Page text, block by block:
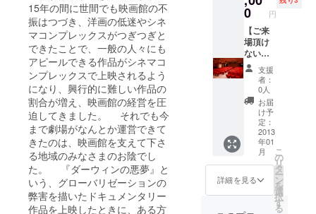
15年の間に世間でも映画館の不
振はつづき、洋画の低迷やシネ
マコンプレックスがつぎつぎと
できたことで、一般の人々にも
アピールできる作品がシネマコ
ンプレックスで上映されるよう
になり、興行的に難しい作品の
割合が増え、映画館の経営を圧
迫してきました。 それでも今
まで劇場がなんとか運営できて
きたのは、映画館を支えて下さ
る地域のみなさまのお陰でし
た。 『ダーウィンの悪夢』と
いう、グローバリゼーションの
弊害を描いたドキュメンタリー
作品を上映したときに、ある方
うろ
う）、
尾山神
社、雪
吊り、
金沢駅
の鼓
門…地
元在住
のおふ
たりに
よる金
沢のい
いとこ
いたか
わいい
オド
ローイ
ングを
担当。
BEAMS
Tや
geewhi
zなどの
アパレ
ル、書
籍装
画、舞
台美
術、絵
本、ア
ニメー
でつく
られる
おいし
いお味
噌や甘
酒な
ど、ス
タッフ
も日頃
お世話
になっ
ていま
す。ひ
んやり
と心地
よい空
間がひ
ろがる
店内で
への無
料ご招
待＋書
籍：ミ
ニシア
ターの
つくり
方（3
人）
0 円
【ご来
場頂け
ない
方々向
け】
リーフ
レット
＋「映
画のむ
かし」
１部＋
金沢い
いもの
セット
Ｃ＋シ
ネモン
ドの椅
支援
者：
0人
お届
け予
定：
2013
年01
月
詳細を見る
こ
の
リ
タ
ー
ン
を
選
択
す
る